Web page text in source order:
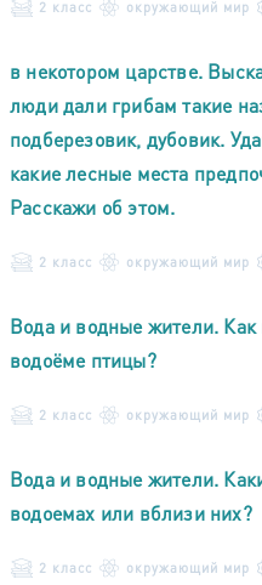
2 класс окружающий мир
в некотором царстве.
люди дали грибам такие
подберезовик, дубовик.
какие лесные места
Расскажи об этом.
2 класс окружающий мир
Вода и водные жители.
водоёме птицы?
2 класс окружающий мир
Вода и водные жители.
водоемах или вблизи них?
2 класс окружающий мир